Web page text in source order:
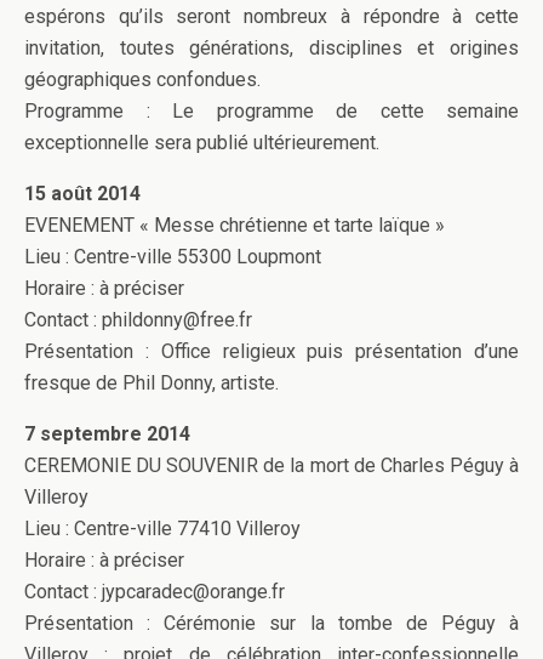
espérons qu’ils seront nombreux à répondre à cette
invitation, toutes générations, disciplines et origines
géographiques confondues.
Programme : Le programme de cette semaine
exceptionnelle sera publié ultérieurement.
15 août 2014
EVENEMENT « Messe chrétienne et tarte laïque »
Lieu : Centre-ville 55300 Loupmont
Horaire : à préciser
Contact : phildonny@free.fr
Présentation : Office religieux puis présentation d’une
fresque de Phil Donny, artiste.
7 septembre 2014
CEREMONIE DU SOUVENIR de la mort de Charles Péguy à
Villeroy
Lieu : Centre-ville 77410 Villeroy
Horaire : à préciser
Contact : jypcaradec@orange.fr
Présentation : Cérémonie sur la tombe de Péguy à